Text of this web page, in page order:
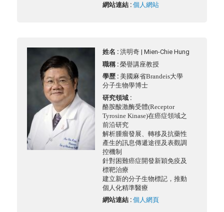
網站連結 : 個人網站
姓名 : 洪明奇 | Mien-Chie Hung
職稱 : 榮譽講座教授
學歷 : 美國麻省Brandeis大學
分子生物學博士
研究領域 :
酪胺酸激酶受體(Receptor
Tyrosine Kinase)在癌症領域之
前沿研究
解析腫瘤發展、轉移及抗藥性
產生的訊息傳遞途徑及表觀調
控機制
針對困難癌症開發新穎免疫及
標靶治療
建立新的分子生物標記，推動
個人化精準醫療
網站連結 : 個人網頁